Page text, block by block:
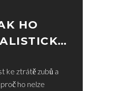
HO
ke ztrátě zubů a
ho nelze